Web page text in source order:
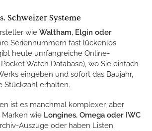
Schweizer Systeme
wie Waltham, Elgin oder
Seriennummern fast lückenlos
heute umfangreiche Online-
Watch Database), wo Sie einfach
eingeben und sofort das Baujahr,
Stückzahl erhalten.
ist es manchmal komplexer, aber
wie Longines, Omega oder IWC
Auszüge oder haben Listen